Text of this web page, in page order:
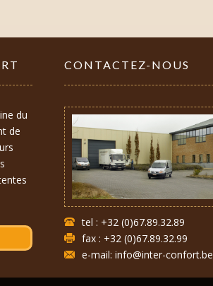
du
de
CONTACTEZ-NOUS
tel : +32 (0)67.89.32.89
fax : +32 (0)67.89.32.99
e-mail: info@inter-confort.be